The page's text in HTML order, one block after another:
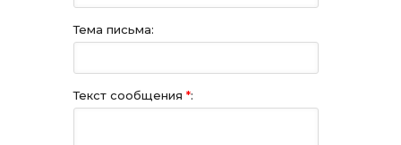
Тема письма:
Текст сообщения *: